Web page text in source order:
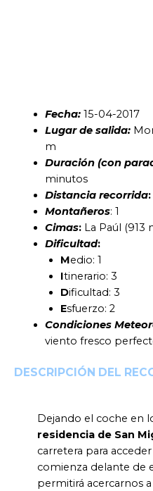
Fecha: 15-04-2017
Lugar de salida:
m
Duración (con
minutos
Distancia recorrida:
Montañeros: 1
Cimas:La Paúl (913
Dificultad:
Medio: 1
Itinerario: 3
Dificultad: 3
Esfuerzo: 2
Condiciones
viento fresco
DESCRIPCIÓN DEL
Dejando el coche en
residencia de San
carretera para
comienza delante de
permitirá acercarnos a